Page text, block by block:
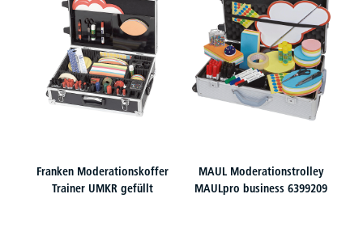
Franken Moderationskoffer
Trainer UMKR gefüllt
MAUL Moderationstrolley
MAULpro business 6399209